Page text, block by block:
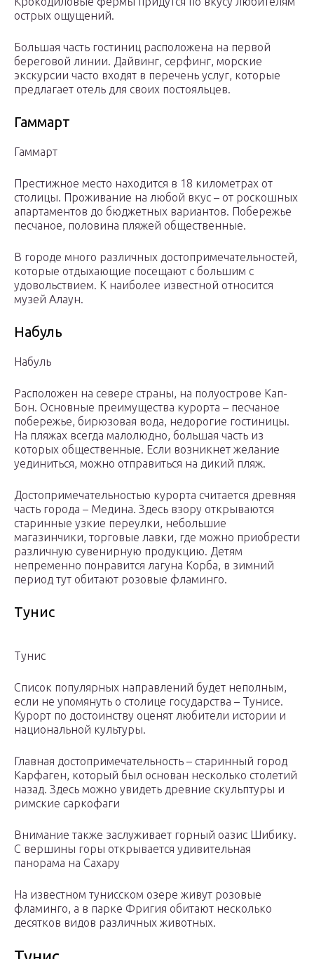
острых ощущений.
Большая часть гостиниц расположена на первой
береговой линии. Дайвинг, серфинг, морские
экскурсии часто входят в перечень услуг, которые
предлагает отель для своих постояльцев.
Гаммарт
Гаммарт
Престижное место находится в 18 километрах от
столицы. Проживание на любой вкус – от роскошных
апартаментов до бюджетных вариантов. Побережье
песчаное, половина пляжей общественные.
В городе много различных достопримечательностей,
которые отдыхающие посещают с большим с
удовольствием. К наиболее известной относится
музей Алаун.
Набуль
Набуль
Расположен на севере страны, на полуострове Кап-
Бон. Основные преимущества курорта – песчаное
побережье, бирюзовая вода, недорогие гостиницы.
На пляжах всегда малолюдно, большая часть из
которых общественные. Если возникнет желание
уединиться, можно отправиться на дикий пляж.
Достопримечательностью курорта считается древняя
часть города – Медина. Здесь взору открываются
старинные узкие переулки, небольшие
магазинчики, торговые лавки, где можно приобрести
различную сувенирную продукцию. Детям
непременно понравится лагуна Корба, в зимний
период тут обитают розовые фламинго.
Тунис
Тунис
Список популярных направлений будет неполным,
если не упомянуть о столице государства – Тунисе.
Курорт по достоинству оценят любители истории и
национальной культуры.
Главная достопримечательность – старинный город
Карфаген, который был основан несколько столетий
назад. Здесь можно увидеть древние скульптуры и
римские саркофаги
Внимание также заслуживает горный оазис Шибику.
С вершины горы открывается удивительная
панорама на Сахару
На известном тунисском озере живут розовые
фламинго, а в парке Фригия обитают несколько
десятков видов различных животных.